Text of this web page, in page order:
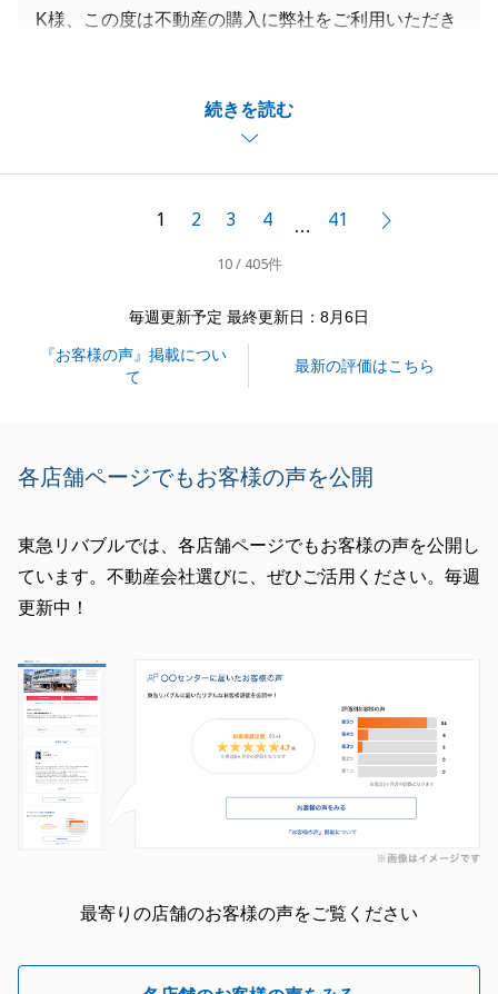
続きを読む
K様、この度は不動産の購入に弊社をご利用いただき
K様ご夫婦の明るい雰囲気に私も元気を分けていただ
きながら物件探しのお手伝いができて、とても楽しか
また不動産の事でお困りのことがございましたらお気
軽にご連絡ください。今後とも宜しくお願いいたしま
1 2 3 4 … 41
10 / 405件
毎週更新予定 最終更新日：8月6日
『お客様の声』掲載につい
て
最新の評価はこちら
各店舗ページでもお客様の声を公開
東急リバブルでは、各店舗ページでもお客様の声を公開し
ています。不動産会社選びに、ぜひご活用ください。毎週
更新中！
最寄りの店舗のお客様の声をご覧ください